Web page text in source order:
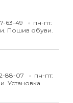
63-49
пн-пт:
Пошив обуви.
88-07
пн-пт:
Установка